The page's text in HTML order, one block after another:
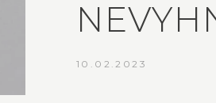
10.02.2023